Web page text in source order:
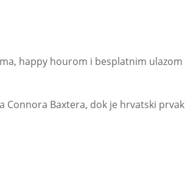
happy hourom i besplatnim ulazom
Connora Baxtera, dok je hrvatski prvak